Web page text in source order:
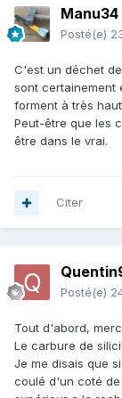
Manu34
Posté(e)
C'est un déchet
sont certainement
forment à très
Peut-être que les
être dans le vrai.
Citer
Posté(e)
Tout d'abord,
Le carbure de
Je me disais que
coulé d'un coté